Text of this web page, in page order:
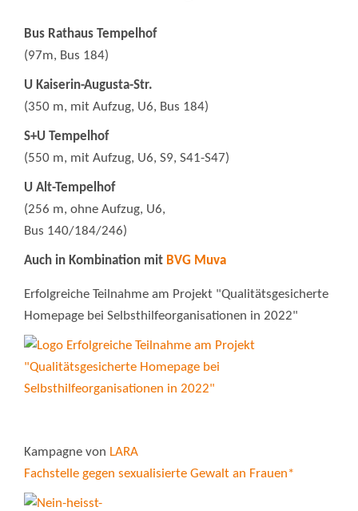
Bus Rathaus Tempelhof
(97m, Bus 184)
U Kaiserin-Augusta-Str.
(350 m, mit Aufzug, U6, Bus 184)
S+U Tempelhof
(550 m, mit Aufzug, U6, S9, S41-S47)
U Alt-Tempelhof
(256 m, ohne Aufzug, U6,
Bus 140/184/246)
Auch in Kombination mit BVG Muva
Erfolgreiche Teilnahme am Projekt "Qualitätsgesicherte
Homepage bei Selbsthilfeorganisationen in 2022"
Kampagne von LARA
Fachstelle gegen sexualisierte Gewalt an Frauen*